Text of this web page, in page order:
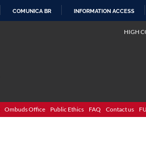
COMUNICA BR INFORMATION ACCESS
HIGH
Ombuds Office Public Ethics FAQ Contact us